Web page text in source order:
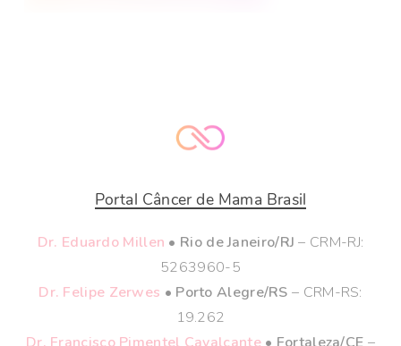
Dr. Eduardo Millen e Dr. Felipe Zerwes
Mastologistas e Diretores do Portal
Portal Câncer de Mama Brasil
Dr. Eduardo Millen • Rio de Janeiro/RJ – CRM-RJ:
5263960-5
Dr. Felipe Zerwes • Porto Alegre/RS – CRM-RS:
19.262